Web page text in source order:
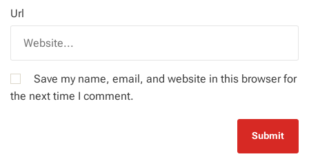
Url
Save my name, email, and website in this browser for
the next time I comment.